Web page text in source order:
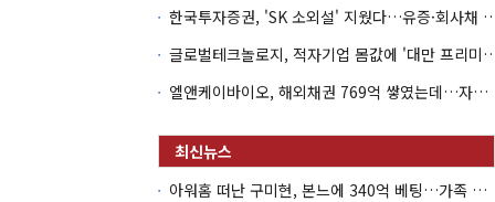
한국투자증권, 'SK 소외설' 지웠
글로벌테크놀로지, 적자기업 몸값
엘앤케이바이오, 해외채권 769억 쌓였는데…자회사 4곳 자본잠식
아워홈 떠난 구미현, 본느에 340억 베팅…가족 지배체제 구축